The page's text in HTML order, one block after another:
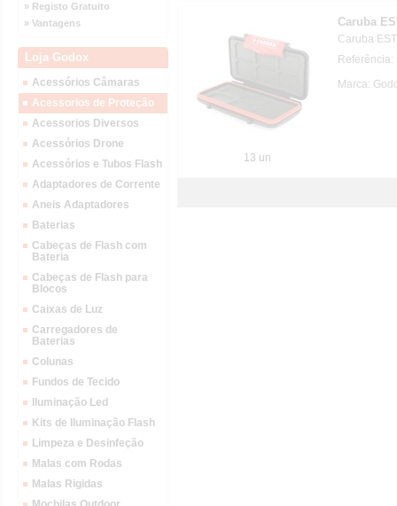
» Registo Gratuito
» Vantagens
Loja Godox
Acessórios Câmaras
Acessorios de Proteção
Acessorios Diversos
Acessórios Drone
Acessórios e Tubos Flash
Adaptadores de Corrente
Aneis Adaptadores
Baterias
Cabeças de Flash com
Bateria
Cabeças de Flash para
Blocos
Caixas de Luz
Carregadores de
Baterias
Colunas
Fundos de Tecido
Iluminação Led
Kits de Iluminação Flash
Limpeza e Desinfeção
Malas com Rodas
Malas Rigidas
13 un
Caruba
Caruba
Marca: